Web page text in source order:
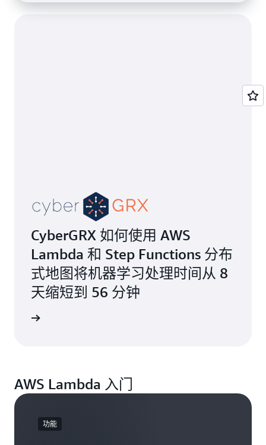
CyberGRX 如何使用 AWS
Lambda 和 Step Functions 分布
式地图将机器学习处理时间从 8
天缩短到 56 分钟
AWS Lambda 入门
功能